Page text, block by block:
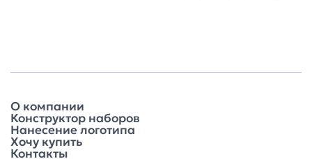
О компании
Конструктор наборов
Нанесение логотипа
Хочу купить
Контакты